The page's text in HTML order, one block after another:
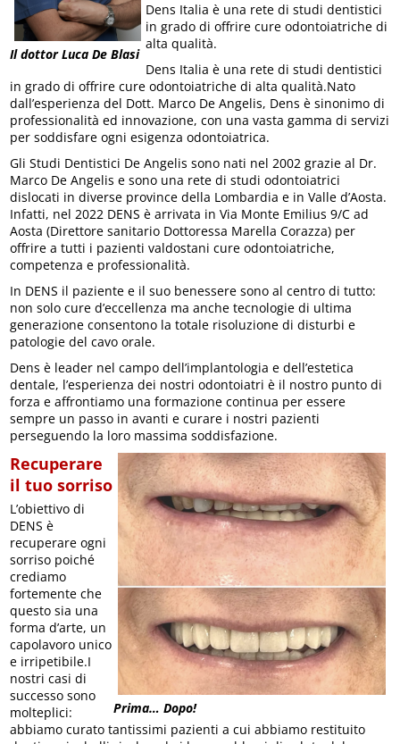
Il dottor Luca De Blasi
Dens Italia è una rete di studi dentistici
in grado di offrire cure odontoiatriche di
alta qualità.
Dens Italia è una rete di studi dentistici
in grado di offrire cure odontoiatriche di alta qualità.Nato
dall’esperienza del Dott. Marco De Angelis, Dens è sinonimo di
professionalità ed innovazione, con una vasta gamma di servizi
per soddisfare ogni esigenza odontoiatrica.
Gli Studi Dentistici De Angelis sono nati nel 2002 grazie al Dr.
Marco De Angelis e sono una rete di studi odontoiatrici
dislocati in diverse province della Lombardia e in Valle d’Aosta.
Infatti, nel 2022 DENS è arrivata in Via Monte Emilius 9/C ad
Aosta (Direttore sanitario Dottoressa Marella Corazza) per
offrire a tutti i pazienti valdostani cure odontoiatriche,
competenza e professionalità.
In DENS il paziente e il suo benessere sono al centro di tutto:
non solo cure d’eccellenza ma anche tecnologie di ultima
generazione consentono la totale risoluzione di disturbi e
patologie del cavo orale.
Dens è leader nel campo dell’implantologia e dell’estetica
dentale, l’esperienza dei nostri odontoiatri è il nostro punto di
forza e affrontiamo una formazione continua per essere
sempre un passo in avanti e curare i nostri pazienti
perseguendo la loro massima soddisfazione.
Prima… Dopo!
Recuperare
il tuo sorriso
L’obiettivo di
DENS è
recuperare ogni
sorriso poiché
crediamo
fortemente che
questo sia una
forma d’arte, un
capolavoro unico
e irripetibile.I
nostri casi di
successo sono
molteplici:
abbiamo curato tantissimi pazienti a cui abbiamo restituito